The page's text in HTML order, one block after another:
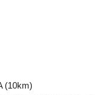
(10km)